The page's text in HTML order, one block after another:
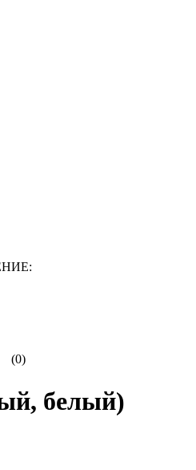
(0)
белый)